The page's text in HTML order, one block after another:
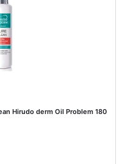
Hirudo derm Oil Problem 180